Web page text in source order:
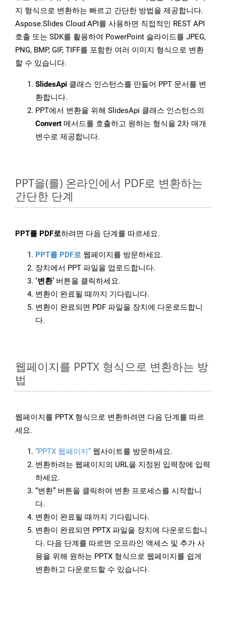
지 형식으로 변환하는 빠르고 간단한 방법을 제공합니다.
Aspose.Slides Cloud API를 사용하면 직접적인 REST API
호출 또는 SDK를 활용하여 PowerPoint 슬라이드를 JPEG,
PNG, BMP, GIF, TIFF를 포함한 여러 이미지 형식으로 변환
할 수 있습니다.
SlidesApi 클래스 인스턴스를 만들어 PPT 문서를 변
환합니다.
PPT에서 변환을 위해 SlidesApi 클래스 인스턴스의
Convert 메서드를 호출하고 원하는 형식을 2차 매개
변수로 제공합니다.
PPT을(를) 온라인에서 PDF로 변환하는
간단한 단계
PPT를 PDF로하려면 다음 단계를 따르세요.
PPT를 PDF로 웹페이지를 방문하세요.
장치에서 PPT 파일을 업로드합니다.
‘변환’ 버튼을 클릭하세요.
변환이 완료될 때까지 기다립니다.
변환이 완료되면 PDF 파일을 장치에 다운로드합니
다.
웹페이지를 PPTX 형식으로 변환하는 방
법
웹페이지를 PPTX 형식으로 변환하려면 다음 단계를 따르
세요.
“PPTX 웹페이지” 웹사이트를 방문하세요.
변환하려는 웹페이지의 URL을 지정된 입력창에 입력
하세요.
“변환” 버튼을 클릭하여 변환 프로세스를 시작합니
다.
변환이 완료될 때까지 기다립니다.
변환이 완료되면 PPTX 파일을 장치에 다운로드합니
다. 다음 단계를 따르면 오프라인 액세스 및 추가 사
용을 위해 원하는 PPTX 형식으로 웹페이지를 쉽게
변환하고 다운로드할 수 있습니다.